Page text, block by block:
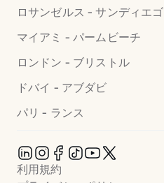
ロサンゼルス - サンディエゴ
マイアミ - パームビーチ
ロンドン - ブリストル
ドバイ - アブダビ
パリ - ランス
利用規約